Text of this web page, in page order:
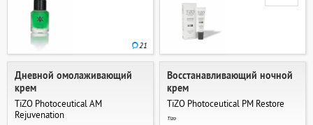
21
Дневной омолаживающий
крем
TiZO Photoceutical AM
Rejuvеnation
Восстанавливающий ночной
крем
TiZO Photoceutical PM Restore
Tizo